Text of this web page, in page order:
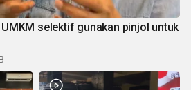
selektif gunakan pinjol untuk